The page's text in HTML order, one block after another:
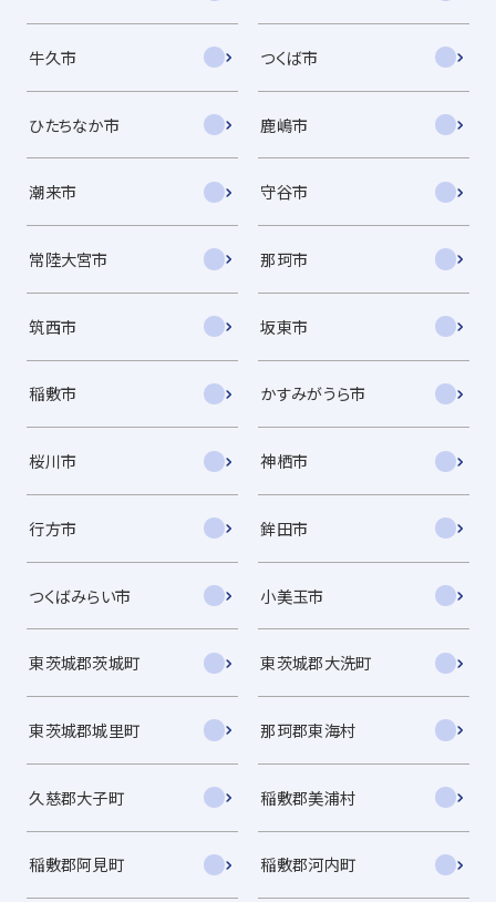
牛久市 つくば市
ひたちなか市 鹿嶋市
潮来市 守谷市
常陸大宮市 那珂市
筑西市 坂東市
稲敷市 かすみがうら市
桜川市 神栖市
行方市 鉾田市
つくばみらい市 小美玉市
東茨城郡茨城町 東茨城郡大洗町
東茨城郡城里町 那珂郡東海村
久慈郡大子町 稲敷郡美浦村
稲敷郡阿見町 稲敷郡河内町